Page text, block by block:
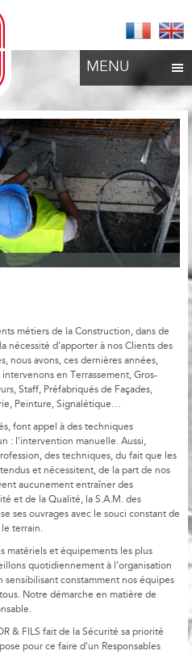
MENU
Next
métiers de la Construction, dans de
nécessité d'apporter à nos Clients des
nous avons, ces dernières années,
en Terrassement, Gros-
Staff, Préfabriqués de Façades,
Peinture, Signalétique…
font appel à des techniques
: l'intervention manuelle. Aussi,
des techniques, du fait que les
et nécessitent, de la part de nos
aucunement entraîner des
et de la Qualité, la S.A.M. des
ses ouvrages avec le souci constant de
le terrain.
matériels et équipements les plus
quotidiennement à l’organisation
constamment nos équipes
Notre démarche en matière de
& FILS fait de la Sécurité sa priorité
pour ce faire d'un Responsables